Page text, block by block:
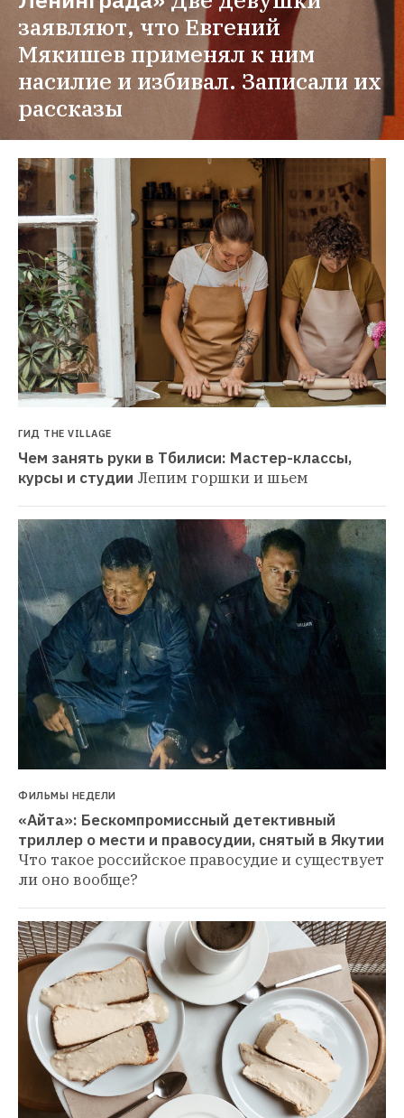
ГИД THE VILLAGE
Чем занять руки в Тбилиси: Мастер-классы,
курсы и студии
Лепим горшки и шьем
ФИЛЬМЫ НЕДЕЛИ
«Айта»: Бескомпромиссный детективный
триллер о мести и правосудии, снятый в Якутии
Что такое российское правосудие и существует ли оно
вообще?
СОВЕТУЕМ
От баклавы до дондурмы и тулумбы:
13 главных турецких сладостей
И где
их попробовать в Стамбуле